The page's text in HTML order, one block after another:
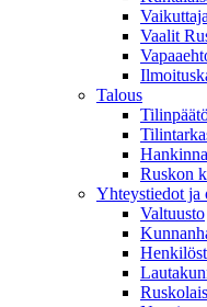
Vaalit
Talous
Ruskon
Yhteystiedot ja
Valtuusto